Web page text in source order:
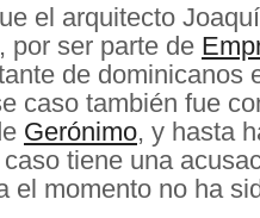
el arquitecto
por ser parte de
de dominicanos
caso también fue
Gerónimo, y hasta
tiene una
el momento no ha